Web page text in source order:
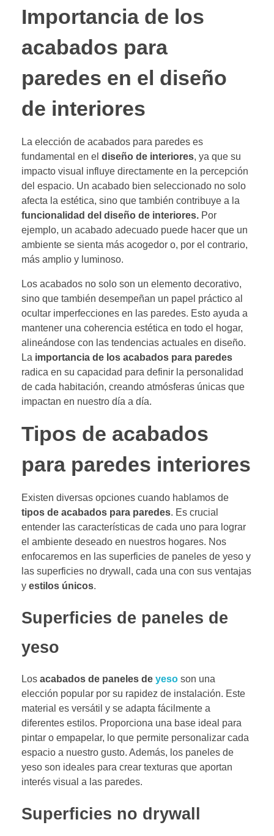
Importancia de los
acabados para
paredes en el diseño
de interiores
La elección de acabados para paredes es
fundamental en el diseño de interiores, ya que su
impacto visual influye directamente en la percepción
del espacio. Un acabado bien seleccionado no solo
afecta la estética, sino que también contribuye a la
funcionalidad del diseño de interiores. Por
ejemplo, un acabado adecuado puede hacer que un
ambiente se sienta más acogedor o, por el contrario,
más amplio y luminoso.
Los acabados no solo son un elemento decorativo,
sino que también desempeñan un papel práctico al
ocultar imperfecciones en las paredes. Esto ayuda a
mantener una coherencia estética en todo el hogar,
alineándose con las tendencias actuales en diseño.
La importancia de los acabados para paredes
radica en su capacidad para definir la personalidad
de cada habitación, creando atmósferas únicas que
impactan en nuestro día a día.
Tipos de acabados
para paredes interiores
Existen diversas opciones cuando hablamos de
tipos de acabados para paredes. Es crucial
entender las características de cada uno para lograr
el ambiente deseado en nuestros hogares. Nos
enfocaremos en las superficies de paneles de yeso y
las superficies no drywall, cada una con sus ventajas
y estilos únicos.
Superficies de paneles de
yeso
Los acabados de paneles de yeso son una
elección popular por su rapidez de instalación. Este
material es versátil y se adapta fácilmente a
diferentes estilos. Proporciona una base ideal para
pintar o empapelar, lo que permite personalizar cada
espacio a nuestro gusto. Además, los paneles de
yeso son ideales para crear texturas que aportan
interés visual a las paredes.
Superficies no drywall